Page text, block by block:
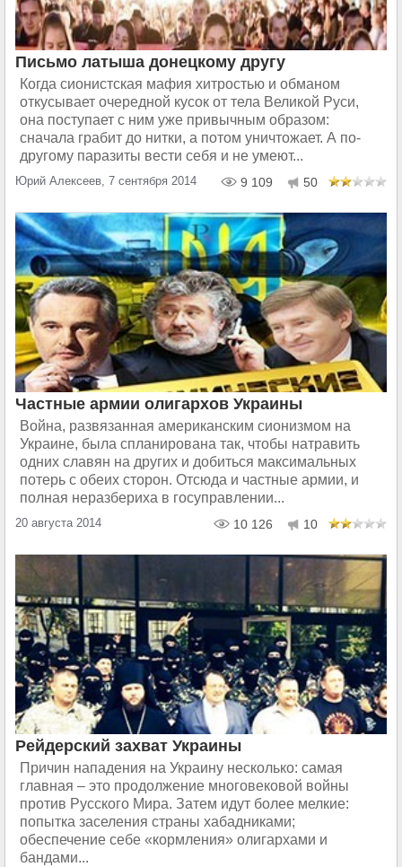
Письмо латыша донецкому другу
Когда сионистская мафия хитростью и обманом
откусывает очередной кусок от тела Великой Руси,
она поступает с ним уже привычным образом:
сначала грабит до нитки, а потом уничтожает. А по-
другому паразиты вести себя и не умеют...
Юрий Алексеев, 7 сентября 2014 9 109 50
Частные армии олигархов Украины
Война, развязанная американским сионизмом на
Украине, была спланирована так, чтобы натравить
одних славян на других и добиться максимальных
потерь с обеих сторон. Отсюда и частные армии, и
полная неразбериха в госуправлении...
20 августа 2014 10 126 10
Рейдерский захват Украины
Причин нападения на Украину несколько: самая
главная – это продолжение многовековой войны
против Русского Мира. Затем идут более мелкие:
попытка заселения страны хабадниками;
обеспечение себе «кормления» олигархами и
бандами...